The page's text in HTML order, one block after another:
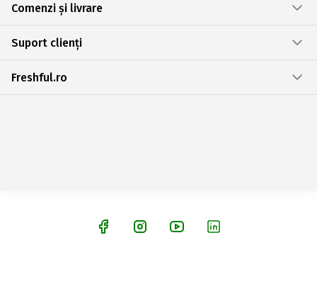
Comenzi și livrare
Suport clienți
Freshful.ro